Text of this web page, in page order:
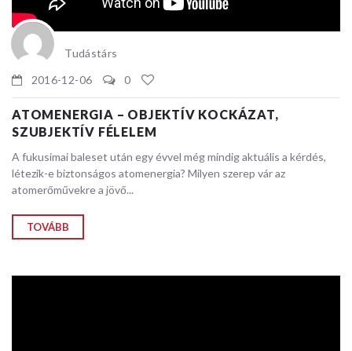
Tudástárs
2016-12-06
0
ATOMENERGIA – OBJEKTÍV KOCKÁZAT,
SZUBJEKTÍV FÉLELEM
A fukusimai baleset után egy évvel még mindig aktuális a kérdés,
létezik-e biztonságos atomenergia? Milyen szerep vár az
atomerőművekre a jövő...
TOVÁBB